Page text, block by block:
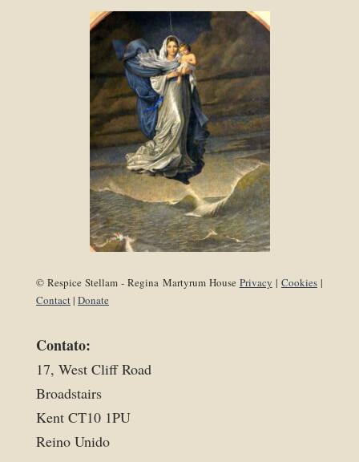
© Respice Stellam - Regina Martyrum House Privacy | Cookies|
Contact| Donate
Contato:
17, West Cliff Road
Broadstairs
Kent CT10 1PU
Reino Unido